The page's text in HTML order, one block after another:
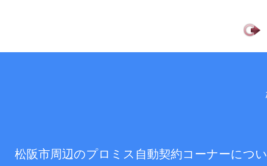
松阪市周辺のプロミス自動契約コーナーにつ